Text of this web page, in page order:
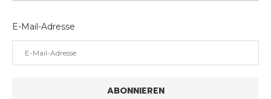
E-Mail-Adresse
ABONNIEREN